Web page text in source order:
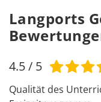
Langports
4.5/ 5
Qualität des